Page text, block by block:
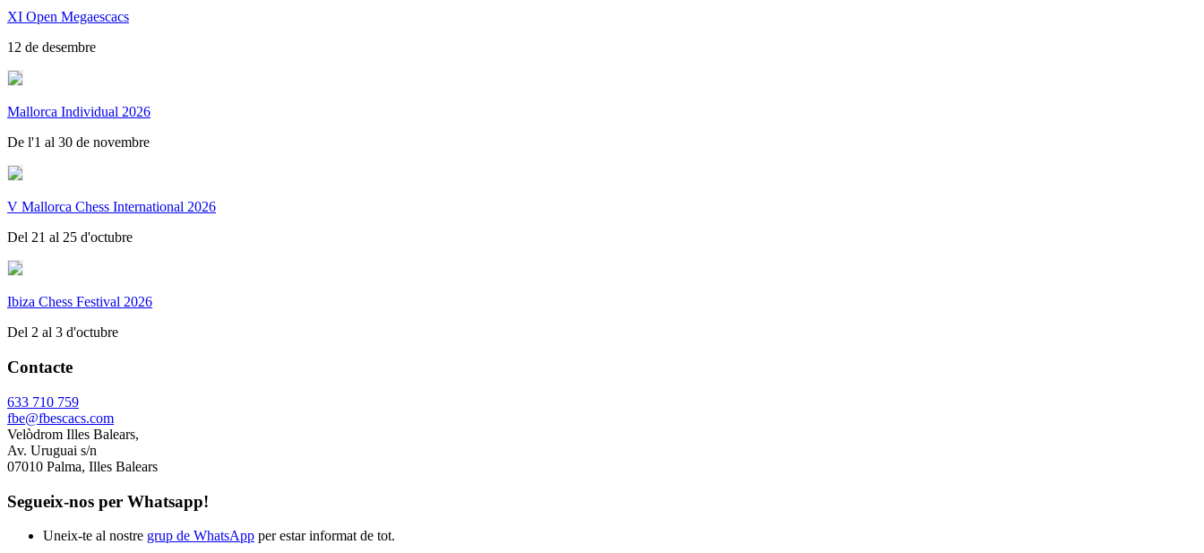
XI Open Megaescacs
12 de desembre
Mallorca Individual 2026
De l'1 al 30 de novembre
V Mallorca Chess International 2026
Del 21 al 25 d'octubre
Ibiza Chess Festival 2026
Del 2 al 3 d'octubre
Contacte
633 710 759
fbe@fbescacs.com
Velòdrom Illes Balears,
Av. Uruguai s/n
07010 Palma, Illes Balears
Segueix-nos per Whatsapp!
Uneix-te al nostre grup de WhatsApp per estar informat de tot.